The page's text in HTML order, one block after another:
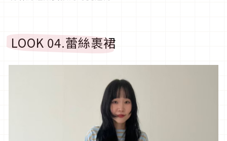
LOOK 04.蕾絲裹裙